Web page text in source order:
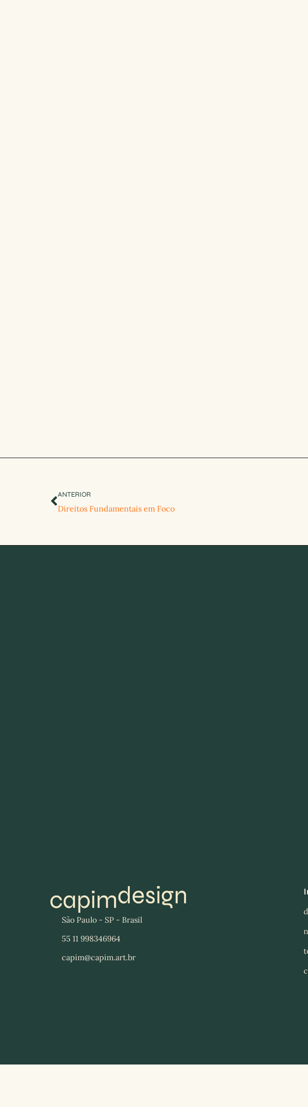
ANTERIOR
Direitos Fundamentais em Foco
São Paulo - SP - Brasil
55 11 998346964
capim@capim.art.br